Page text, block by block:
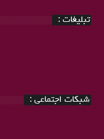
تبلیغات :
شبکات اجتماعی :